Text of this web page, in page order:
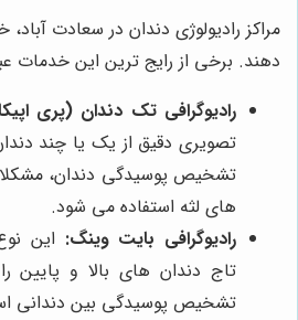
مراکز رادیولوژی دندان در سعادت
دهند. برخی از رایج ترین این خدمات
رادیوگرافی تک دندان (پری
تصویری دقیق از یک یا چند
تشخیص پوسیدگی دندان،
های لثه استفاده می شود.
رادیوگرافی بایت وینگ: این
تاج دندان های بالا و
تشخیص پوسیدگی بین دندانی